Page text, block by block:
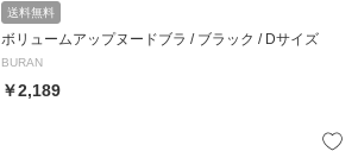
送料無料
ボリュームアップヌードブラ / ブラック / Dサイズ
BURAN
￥2,189